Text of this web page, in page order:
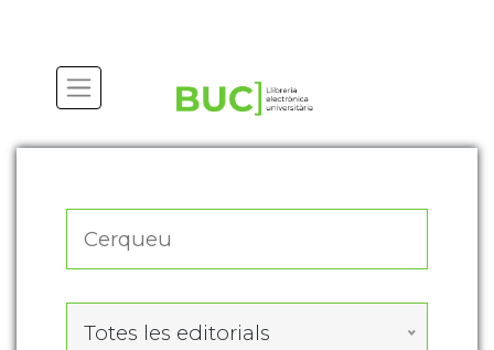
Totes les editorials